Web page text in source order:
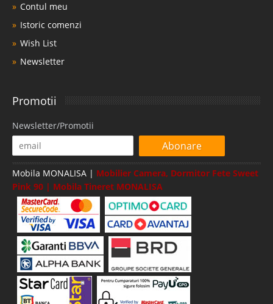
Contul meu
Istoric comenzi
Wish List
Newsletter
Promotii
Newsletter/Promotii
Abonare
Mobila MONALISA | Mobilier Camera, Dormitor Fete Sweet
Pink 90 | Mobila Tineret MONALISA